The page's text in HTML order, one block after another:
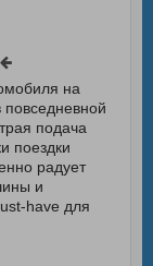
на
подача
поездки
радует
и
have для